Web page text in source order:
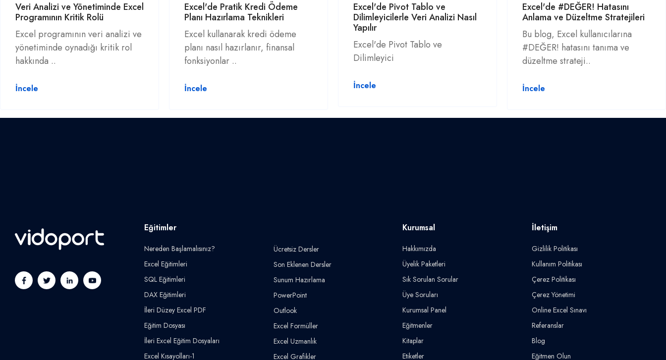
Veri Analizi ve Yönetiminde Excel
Programının Kritik Rolü
Excel programının veri analizi ve
yönetiminde oynadığı kritik rol
hakkında ..
İncele
Excel'de Pratik Kredi Ödeme
Planı Hazırlama Teknikleri
Excel kullanarak kredi ödeme
planı nasıl hazırlanır, finansal
fonksiyonlar ..
İncele
Excel'de Pivot Tablo ve
Dilimleyicilerle Veri Analizi Nasıl
Yapılır
Excel'de Pivot Tablo ve
Dilimleyici
İncele
Excel'de #DEĞER! Hatasını
Anlama ve Düzeltme Stratejileri
Bu blog, Excel kullanıcılarına
#DEĞER! hatasını tanıma ve
düzeltme strateji..
İncele
Eğitimler
Nereden Başlamalısınız?
Excel Eğitimleri
SQL Eğitimleri
DAX Eğitimleri
İleri Düzey Excel PDF
Eğitim Dosyası
İleri Excel Eğitim Dosyaları
Excel Kısayolları-1
Ücretsiz Dersler
Son Eklenen Dersler
Sunum Hazırlama
PowerPoint
Outlook
Excel Formüller
Excel Uzmanlık
Excel Grafikler
Kurumsal
Hakkımızda
Üyelik Paketleri
Sık Sorulan Sorular
Üye Soruları
Kurumsal Panel
Eğitmenler
Kitaplar
Etiketler
İletişim
Gizlilik Politikası
Kullanım Politikası
Çerez Politikası
Çerez Yönetimi
Online Excel Sınavı
Referanslar
Blog
Eğitmen Olun